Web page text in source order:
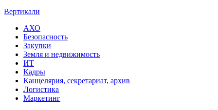
Вертикали
АХО
Безопасность
Закупки
Земля и недвижимость
ИТ
Кадры
Канцелярия, секретариат, архив
Логистика
Маркетинг